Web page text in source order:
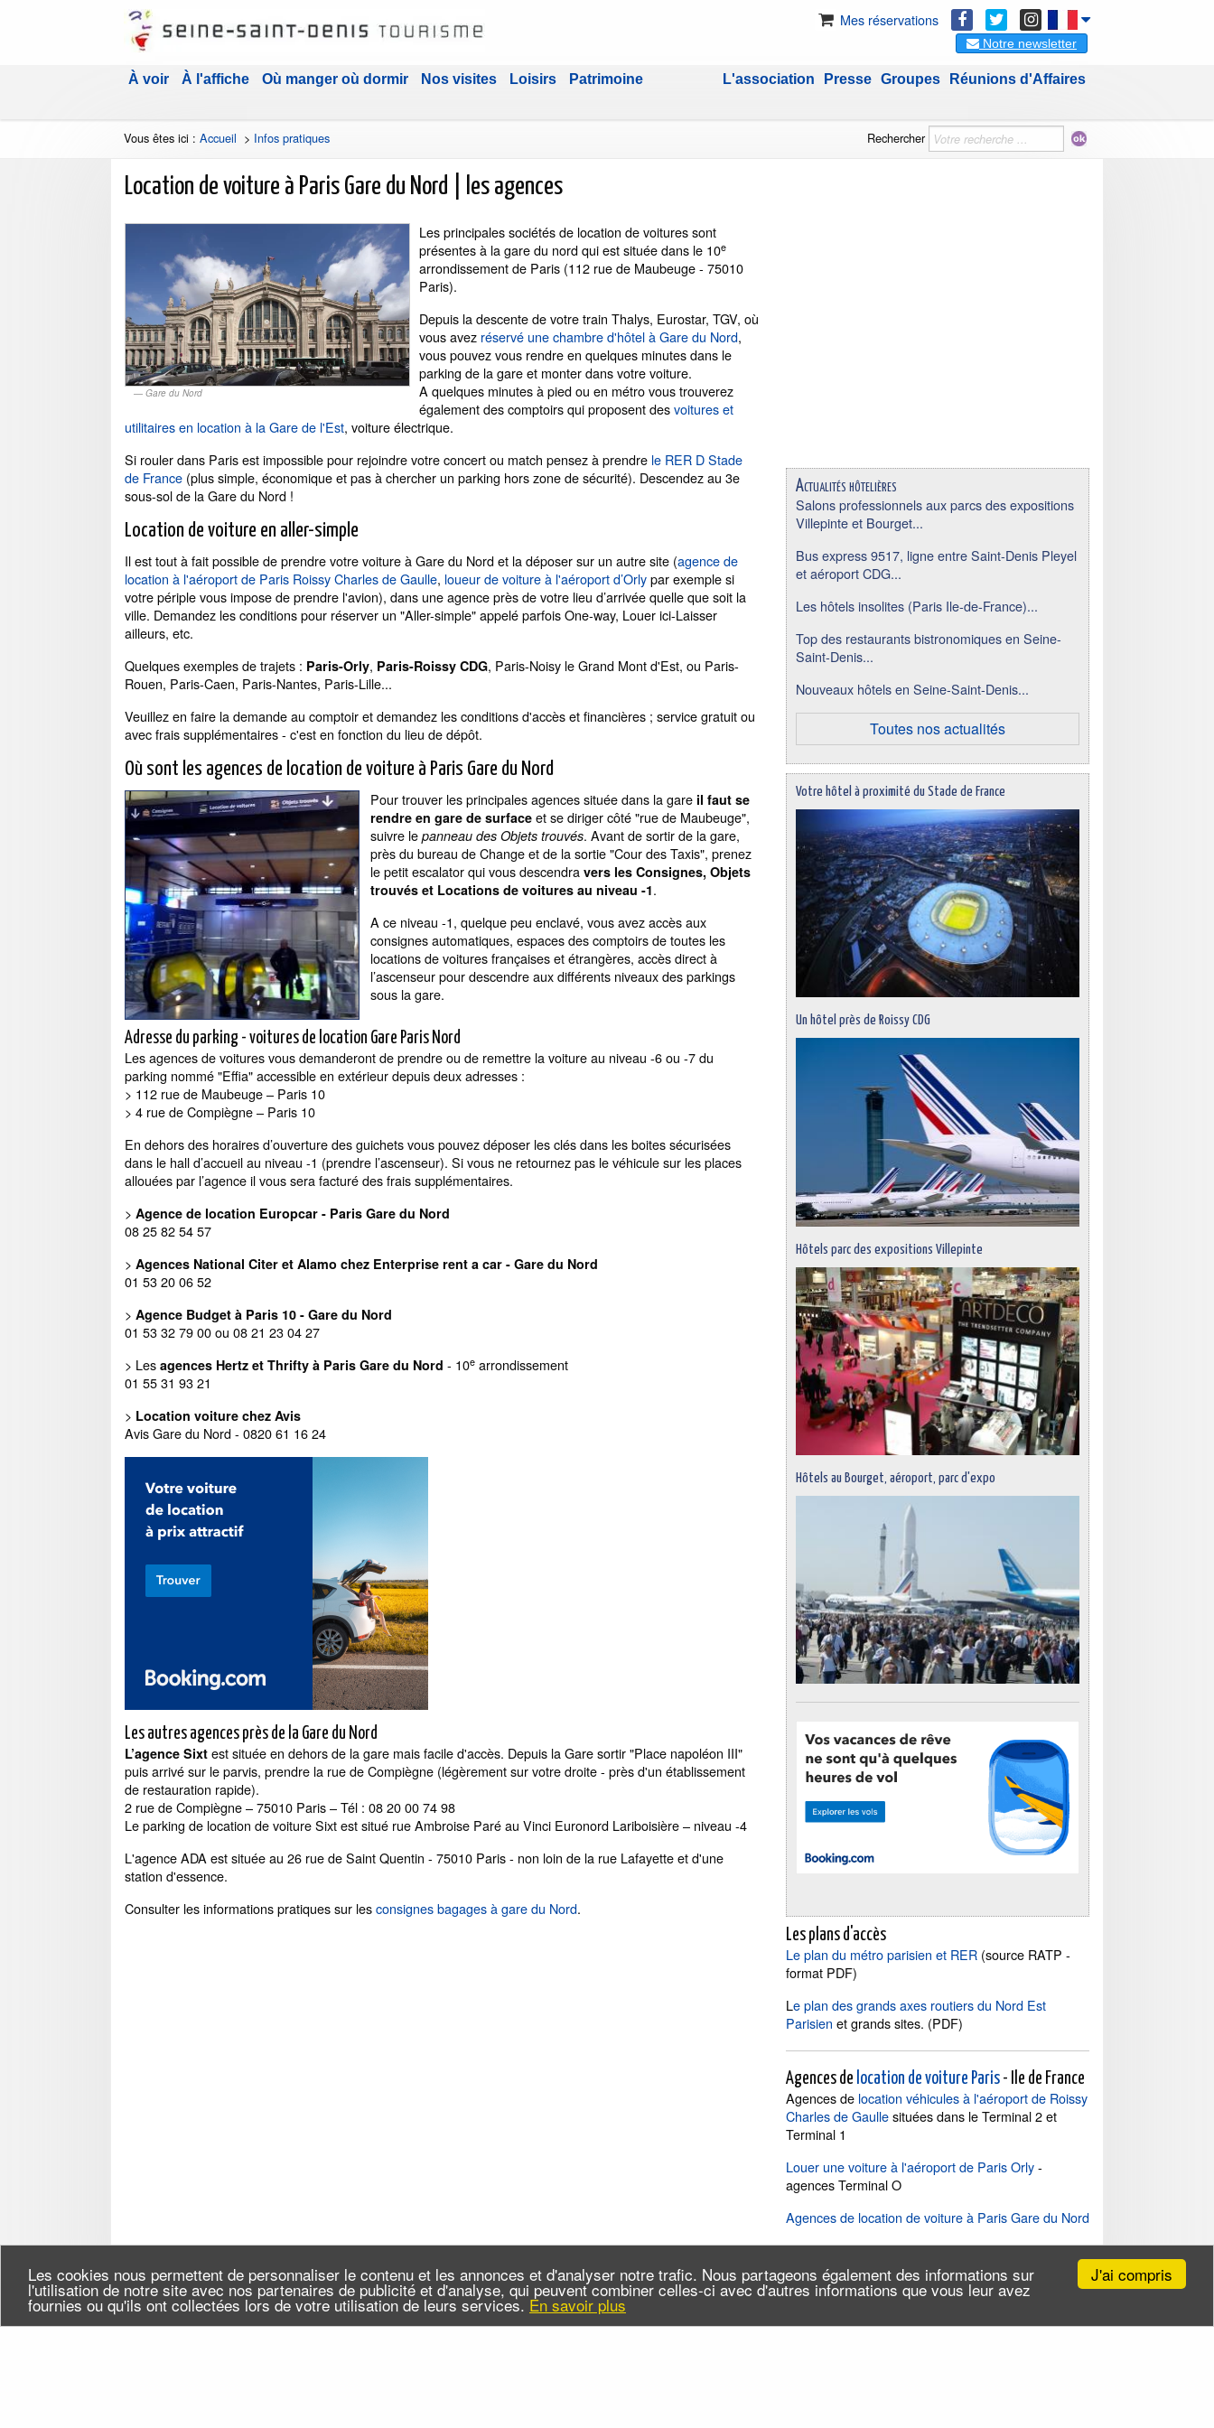
J'ai compris
Les cookies nous permettent de personnaliser le contenu et les annonces et d'analyser notre trafic. Nous partageons également des informations sur
l'utilisation de notre site avec nos partenaires de publicité et d'analyse, qui peuvent combiner celles-ci avec d'autres informations que vous leur avez
fournies ou qu'ils ont collectées lors de votre utilisation de leurs services. En savoir plus
Mes réservations
Notre newsletter
À voir À l'affiche Où manger où dormir Nos visites Loisirs Patrimoine Réunions d'Affaires
Groupes
Presse
L'association
Vous êtes ici : Accueil > Infos pratiques Rechercher
Location de voiture à Paris Gare du Nord | les agences
Gare du Nord
Les principales sociétés de location de voitures sont
présentes à la gare du nord qui est située dans le 10e
arrondissement de Paris (112 rue de Maubeuge - 75010
Paris).
Depuis la descente de votre train Thalys, Eurostar, TGV, où
vous avez réservé une chambre d'hôtel à Gare du Nord,
vous pouvez vous rendre en quelques minutes dans le
parking de la gare et monter dans votre voiture.
A quelques minutes à pied ou en métro vous trouverez
également des comptoirs qui proposent desvoitures et
utilitaires en location à la Gare de l'Est, voiture électrique.
Si rouler dans Paris est impossible pour rejoindre votre concert ou match pensez à prendre le RER D Stade
de France (plus simple, économique et pas à chercher un parking hors zone de sécurité). Descendez au 3e
sous-sol de la Gare du Nord !
Location de voiture en aller-simple
Il est tout à fait possible de prendre votre voiture à Gare du Nord et la déposer sur un autre site (agence de
location à l'aéroport de Paris Roissy Charles de Gaulle, loueur de voiture à l'aéroport d’Orlypar exemple si
votre périple vous impose de prendre l'avion), dans une agence près de votre lieu d’arrivée quelle que soit la
ville. Demandez les conditions pour réserver un "Aller-simple" appelé parfois One-way, Louer ici-Laisser
ailleurs, etc.
Quelques exemples de trajets : Paris-Orly, Paris-Roissy CDG, Paris-Noisy le Grand Mont d'Est, ou Paris-
Rouen, Paris-Caen, Paris-Nantes, Paris-Lille...
Veuillez en faire la demande au comptoir et demandez les conditions d'accès et financières ; service gratuit ou
avec frais supplémentaires - c'est en fonction du lieu de dépôt.
Où sont les agences de location de voiture à Paris Gare du Nord
Pour trouver les principales agences située dans la gare il faut se
rendre en gare de surface et se diriger côté "rue de Maubeuge",
suivre le panneau des Objets trouvés. Avant de sortir de la gare,
près du bureau de Change et de la sortie "Cour des Taxis", prenez
le petit escalator qui vous descendra vers les Consignes, Objets
trouvés et Locations de voitures au niveau -1.
A ce niveau -1, quelque peu enclavé, vous avez accès aux
consignes automatiques, espaces des comptoirs de toutes les
locations de voitures françaises et étrangères, accès direct à
l’ascenseur pour descendre aux différents niveaux des parkings
sous la gare.
Adresse du parking - voitures de location Gare Paris Nord
Les agences de voitures vous demanderont de prendre ou de remettre la voiture au niveau -6 ou -7 du
parking nommé "Effia" accessible en extérieur depuis deux adresses :
> 112 rue de Maubeuge – Paris 10
> 4 rue de Compiègne – Paris 10
En dehors des horaires d’ouverture des guichets vous pouvez déposer les clés dans les boites sécurisées
dans le hall d’accueil au niveau -1 (prendre l’ascenseur). Si vous ne retournez pas le véhicule sur les places
allouées par l’agence il vous sera facturé des frais supplémentaires.
> Agence de location Europcar - Paris Gare du Nord
08 25 82 54 57
> Agences National Citer et Alamo chez Enterprise rent a car - Gare du Nord
01 53 20 06 52
> Agence Budget à Paris 10 - Gare du Nord
01 53 32 79 00 ou 08 21 23 04 27
> Les agences Hertz et Thrifty à Paris Gare du Nord - 10e arrondissement
01 55 31 93 21
> Location voiture chez Avis
Avis Gare du Nord - 0820 61 16 24
Les autres agences près de la Gare du Nord
L’agence Sixt est située en dehors de la gare mais facile d'accès. Depuis la Gare sortir "Place napoléon III"
puis arrivé sur le parvis, prendre la rue de Compiègne (légèrement sur votre droite - près d'un établissement
de restauration rapide).
2 rue de Compiègne – 75010 Paris – Tél : 08 20 00 74 98
Le parking de location de voiture Sixt est situé rue Ambroise Paré au Vinci Euronord Lariboisière – niveau -4
L'agence ADA est située au 26 rue de Saint Quentin - 75010 Paris - non loin de la rue Lafayette et d'une
station d'essence.
Consulter les informations pratiques sur lesconsignes bagages à gare du Nord.
Actualités hôtelières
Salons professionnels aux parcs des expositions
Villepinte et Bourget...
Bus express 9517, ligne entre Saint-Denis Pleyel
et aéroport CDG...
Les hôtels insolites (Paris Ile-de-France)...
Top des restaurants bistronomiques en Seine-
Saint-Denis...
Nouveaux hôtels en Seine-Saint-Denis...
Toutes nos actualités
Votre hôtel à proximité du Stade de France
Un hôtel près de Roissy CDG
Hôtels parc des expositions Villepinte
Hôtels au Bourget, aéroport, parc d'expo
Les plans d'accès
Le plan du métro parisien et RER (source RATP -
format PDF)
Le plan des grands axes routiers du Nord Est
Parisien et grands sites. (PDF)
Agences de location de voiture Paris - Ile de France
Agences de location véhicules à l'aéroport de Roissy
Charles de Gaullesituées dans le Terminal 2 et
Terminal 1
Louer une voiture à l'aéroport de Paris Orly-
agences Terminal O
Agences de location de voiture à Paris Gare du Nord
Comptoirs delocations voitures à Paris Gare de l'Est
Location de voiture aéroport privé Le Bourget